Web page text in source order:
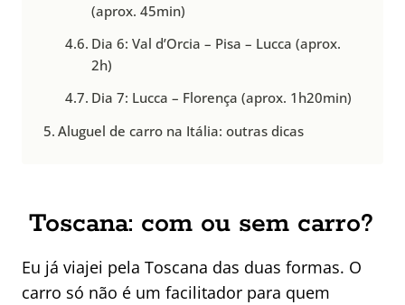
(aprox. 45min)
Dia 6: Val d’Orcia – Pisa – Lucca (aprox.
2h)
Dia 7: Lucca – Florença (aprox. 1h20min)
Aluguel de carro na Itália: outras dicas
Toscana: com ou sem carro?
Eu já viajei pela Toscana das duas formas. O
carro só não é um facilitador para quem